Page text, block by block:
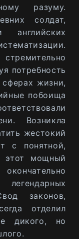
разуму.
солдат,
английских
потребность
жизни,
побоища
Возникла
жестокий
с понятной,
этот мощный
законов,
отделил
дикого, но